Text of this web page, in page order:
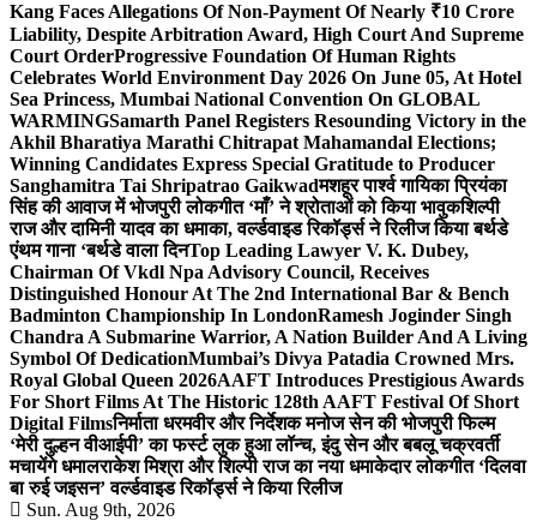
Kang Faces Allegations Of Non-Payment Of Nearly ₹10 Crore
Liability, Despite Arbitration Award, High Court And Supreme
Court OrderProgressive Foundation Of Human Rights
Celebrates World Environment Day 2026 On June 05, At Hotel
Sea Princess, Mumbai National Convention On GLOBAL
WARMINGSamarth Panel Registers Resounding Victory in the
Akhil Bharatiya Marathi Chitrapat Mahamandal Elections;
Winning Candidates Express Special Gratitude to Producer
Sanghamitra Tai Shripatrao Gaikwadमशहूर पार्श्व गायिका प्रियंका
सिंह की आवाज में भोजपुरी लोकगीत ‘माँ’ ने श्रोताओं को किया भावुकशिल्पी
राज और दामिनी यादव का धमाका, वर्ल्डवाइड रिकॉर्ड्स ने रिलीज किया बर्थडे
एंथम गाना ‘बर्थडे वाला दिनTop Leading Lawyer V. K. Dubey,
Chairman Of Vkdl Npa Advisory Council, Receives
Distinguished Honour At The 2nd International Bar & Bench
Badminton Championship In LondonRamesh Joginder Singh
Chandra A Submarine Warrior, A Nation Builder And A Living
Symbol Of DedicationMumbai’s Divya Patadia Crowned Mrs.
Royal Global Queen 2026AAFT Introduces Prestigious Awards
For Short Films At The Historic 128th AAFT Festival Of Short
Digital Filmsनिर्माता धरमवीर और निर्देशक मनोज सेन की भोजपुरी फिल्म
‘मेरी दुल्हन वीआईपी’ का फर्स्ट लुक हुआ लॉन्च, इंदु सेन और बबलू चक्रवर्ती
मचायेंगे धमालराकेश मिश्रा और शिल्पी राज का नया धमाकेदार लोकगीत ‘दिलवा
बा रुई जइसन’ वर्ल्डवाइड रिकॉर्ड्स ने किया रिलीज
Sun. Aug 9th, 2026